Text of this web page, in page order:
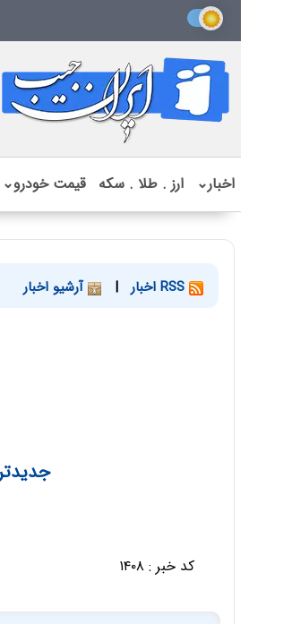
اخبار⌄ ارز . طلا . سکه قیمت خودرو⌄
| آرشیو اخبار
کد خبر : ۱۴۰۸